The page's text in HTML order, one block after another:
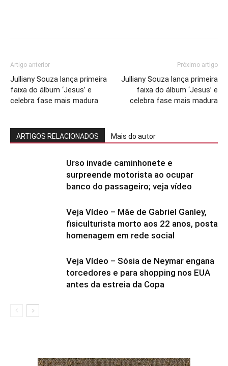
Artigo anterior
Julliany Souza lança primeira
faixa do álbum ‘Jesus’ e
celebra fase mais madura
Próximo artigo
Julliany Souza lança primeira
faixa do álbum ‘Jesus’ e
celebra fase mais madura
ARTIGOS RELACIONADOS Mais do autor
Urso invade caminhonete e
surpreende motorista ao ocupar
banco do passageiro; veja vídeo
Veja Vídeo – Mãe de Gabriel Ganley,
fisiculturista morto aos 22 anos, posta
homenagem em rede social
Veja Vídeo – Sósia de Neymar engana
torcedores e para shopping nos EUA
antes da estreia da Copa